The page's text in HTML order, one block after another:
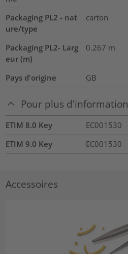
Packaging PL2 - nat
ure/type
carton
Packaging PL2- Larg
eur (m)
0.267 m
Pays d'origine GB
Pour plus d'information
ETIM 8.0 Key
EC001530
ETIM 9.0 Key
EC001530
Accessoires